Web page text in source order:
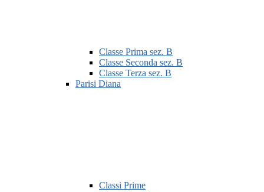
Classe Prima sez. B
Classe Seconda sez. B
Classe Terza sez. B
Parisi Diana
Classi Prime